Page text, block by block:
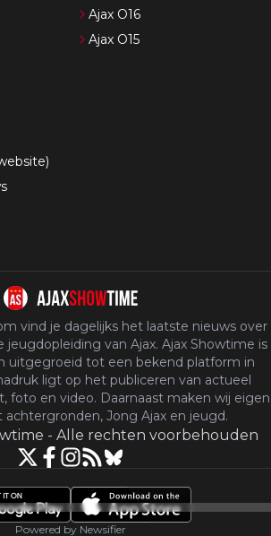
Ajax O16
Ajax O15
vind je dagelijks het laatste nieuws over
jeugdopleiding van Ajax. Ajax Showtime is
uitgegroeid tot een bekend platform in
ligt op het publiceren van actueel
foto en video. Daarnaast maken wij eigen
Jong Ajax en jeugd.
- Alle rechten voorbehouden
Powered by Newsifier